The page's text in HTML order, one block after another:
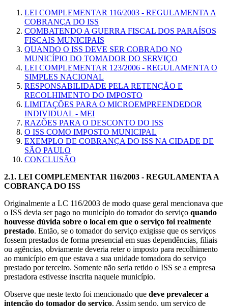
LEI COMPLEMENTAR 116/2003 - REGULAMENTA A
COBRANÇA DO ISS
COMBATENDO A GUERRA FISCAL DOS PARAÍSOS
FISCAIS MUNICIPAIS
QUANDO O ISS DEVE SER COBRADO NO
MUNICÍPIO DO TOMADOR DO SERVIÇO
LEI COMPLEMENTAR 123/2006 - REGULAMENTA O
SIMPLES NACIONAL
RESPONSABILIDADE PELA RETENÇÃO E
RECOLHIMENTO DO IMPOSTO
LIMITAÇÕES PARA O MICROEMPREENDEDOR
INDIVIDUAL - MEI
RAZÕES PARA O DESCONTO DO ISS
O ISS COMO IMPOSTO MUNICIPAL
EXEMPLO DE COBRANÇA DO ISS NA CIDADE DE
SÃO PAULO
CONCLUSÃO
2.1. LEI COMPLEMENTAR 116/2003 - REGULAMENTA A
COBRANÇA DO ISS
Originalmente a LC 116/2003 de modo quase geral mencionava que
o ISS devia ser pago no município do tomador do serviço quando
houvesse dúvida sobre o local em que o serviço foi realmente
prestado. Então, se o tomador do serviço exigisse que os serviços
fossem prestados de forma presencial em suas dependências, filiais
ou agências, obviamente deveria reter o imposto para recolhimento
ao município em que estava a sua unidade tomadora do serviço
prestado por terceiro. Somente não seria retido o ISS se a empresa
prestadora estivesse inscrita naquele município.
Observe que neste texto foi mencionado que deve prevalecer a
intenção do tomador do serviço. Assim sendo, um serviço de